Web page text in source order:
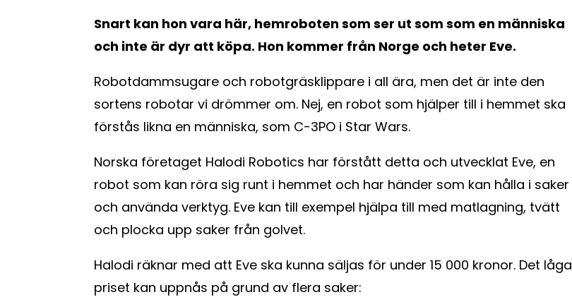
Snart kan hon vara här, hemroboten som ser ut som som en människa
och inte är dyr att köpa. Hon kommer från Norge och heter Eve.
Robotdammsugare och robotgräsklippare i all ära, men det är inte den
sortens robotar vi drömmer om. Nej, en robot som hjälper till i hemmet ska
förstås likna en människa, som C-3PO i Star Wars.
Norska företaget Halodi Robotics har förstått detta och utvecklat Eve, en
robot som kan röra sig runt i hemmet och har händer som kan hålla i saker
och använda verktyg. Eve kan till exempel hjälpa till med matlagning, tvätt
och plocka upp saker från golvet.
Halodi räknar med att Eve ska kunna säljas för under 15 000 kronor. Det låga
priset kan uppnås på grund av flera saker: